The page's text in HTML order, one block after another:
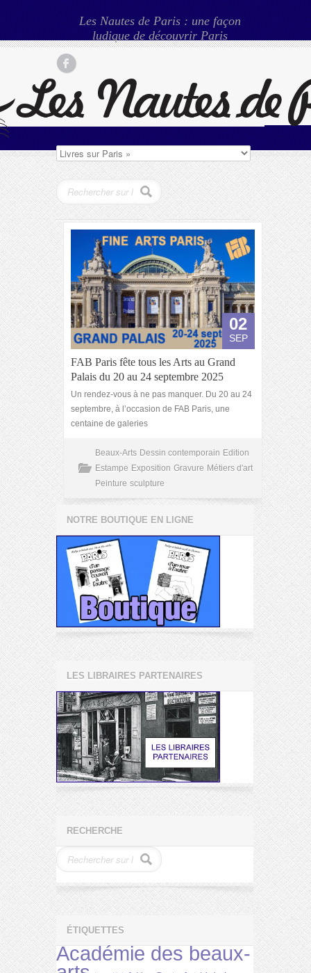
Les Nautes de Paris : une façon
ludique de découvrir Paris
02
SEP
FAB Paris fête tous les Arts au Grand
Palais du 20 au 24 septembre 2025
Un rendez-vous à ne pas manquer. Du 20 au 24
septembre, à l’occasion de FAB Paris, une
centaine de galeries
Beaux-Arts Dessin contemporain Edition
Estampe Exposition Gravure Métiers d'art
Peinture sculpture
NOTRE BOUTIQUE EN LIGNE
LES LIBRAIRES PARTENAIRES
RECHERCHE
ÉTIQUETTES
Académie des beaux-